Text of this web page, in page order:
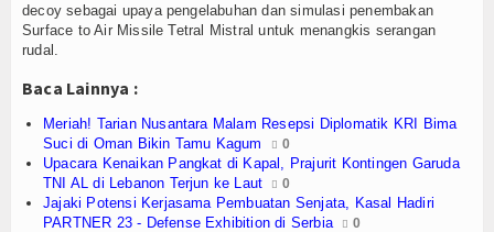
Opini
Seni & Budaya
Sorot
decoy sebagai upaya pengelabuhan dan simulasi penembakan
Surface to Air Missile Tetral Mistral untuk menangkis serangan
rudal.
Baca Lainnya :
Meriah! Tarian Nusantara Malam Resepsi Diplomatik KRI Bima
Suci di Oman Bikin Tamu Kagum
0
Upacara Kenaikan Pangkat di Kapal, Prajurit Kontingen Garuda
TNI AL di Lebanon Terjun ke Laut
0
Jajaki Potensi Kerjasama Pembuatan Senjata, Kasal Hadiri
PARTNER 23 - Defense Exhibition di Serbia
0